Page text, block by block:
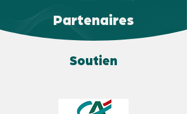
Partenaires
Soutien